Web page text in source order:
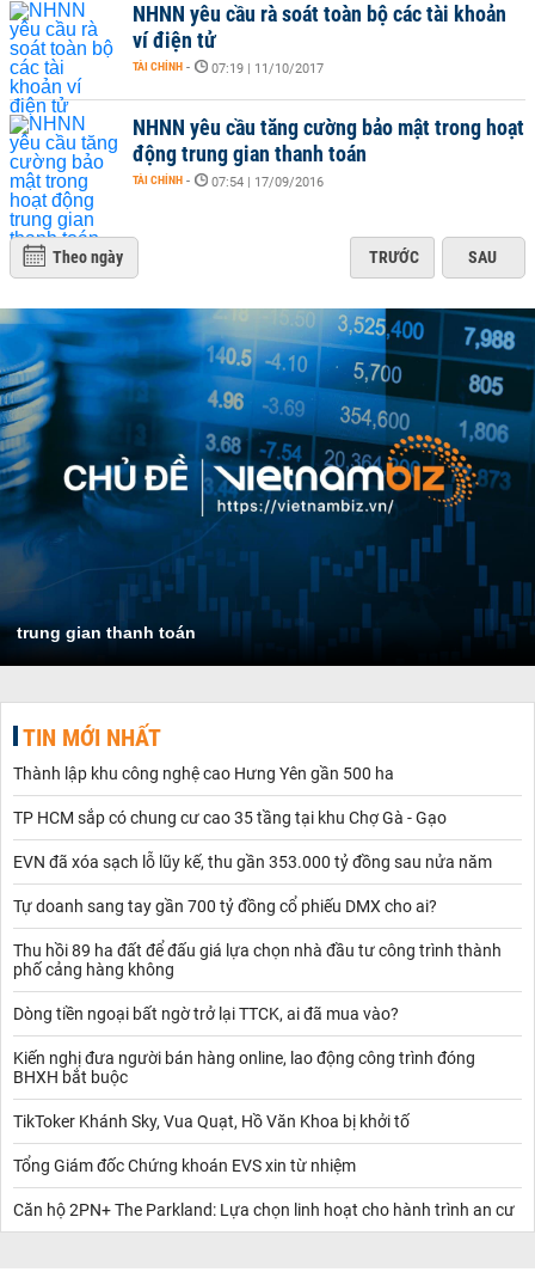
NHNN yêu cầu rà soát toàn bộ các tài khoản
ví điện tử
TÀI CHÍNH - 07:19 | 11/10/2017
NHNN yêu cầu tăng cường bảo mật trong hoạt
động trung gian thanh toán
TÀI CHÍNH - 07:54 | 17/09/2016
Theo ngày TRƯỚC SAU
trung gian thanh toán
TIN MỚI NHẤT
Thành lập khu công nghệ cao Hưng Yên gần 500 ha
TP HCM sắp có chung cư cao 35 tầng tại khu Chợ Gà - Gạo
EVN đã xóa sạch lỗ lũy kế, thu gần 353.000 tỷ đồng sau nửa năm
Tự doanh sang tay gần 700 tỷ đồng cổ phiếu DMX cho ai?
Thu hồi 89 ha đất để đấu giá lựa chọn nhà đầu tư công trình thành
phố cảng hàng không
Dòng tiền ngoại bất ngờ trở lại TTCK, ai đã mua vào?
Kiến nghị đưa người bán hàng online, lao động công trình đóng
BHXH bắt buộc
TikToker Khánh Sky, Vua Quạt, Hồ Văn Khoa bị khởi tố
Tổng Giám đốc Chứng khoán EVS xin từ nhiệm
Căn hộ 2PN+ The Parkland: Lựa chọn linh hoạt cho hành trình an cư